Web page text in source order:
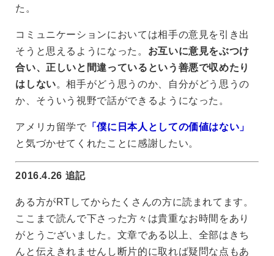
た。
コミュニケーションにおいては相手の意見を引き出
そうと思えるようになった。 お互いに意見をぶつけ
合い、正しいと間違っているという善悪で収めたり
はしない。相手がどう思うのか、自分がどう思うの
か、そういう視野で話ができるようになった。
アメリカ留学で 「僕に日本人としての価値はない」
と気づかせてくれたことに感謝したい。
2016.4.26 追記
ある方がRTしてからたくさんの方に読まれてます。
ここまで読んで下さった方々は貴重なお時間をあり
がとうございました。文章である以上、全部はきち
んと伝えきれませんし断片的に取れば疑問な点もあ